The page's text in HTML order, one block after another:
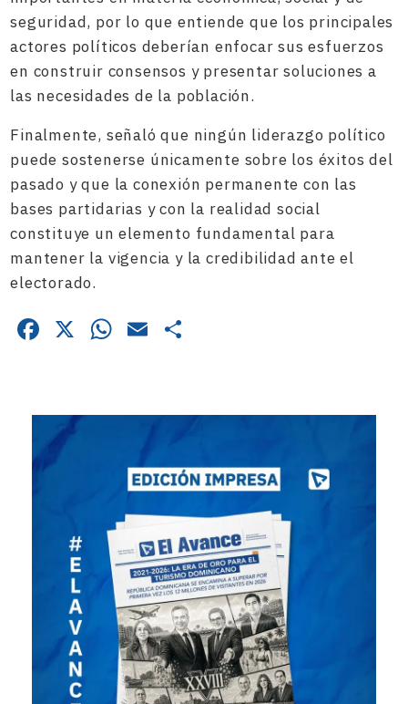
seguridad, por lo que entiende que los principales
actores políticos deberían enfocar sus esfuerzos
en construir consensos y presentar soluciones a
las necesidades de la población.
Finalmente, señaló que ningún liderazgo político
puede sostenerse únicamente sobre los éxitos del
pasado y que la conexión permanente con las
bases partidarias y con la realidad social
constituye un elemento fundamental para
mantener la vigencia y la credibilidad ante el
electorado.
Facebook
X WhatsApp
Email